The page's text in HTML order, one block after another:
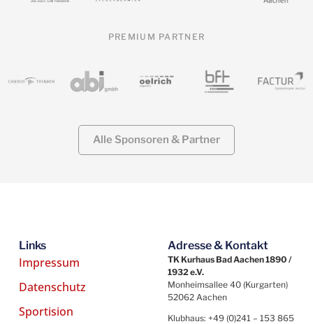
PREMIUM PARTNER
Alle Sponsoren & Partner
Links
Impressum
Datenschutz
Sportision
Adresse & Kontakt
TK Kurhaus Bad Aachen 1890 /
1932 e.V.
Monheimsallee 40 (Kurgarten)
52062 Aachen
Klubhaus: +49 (0)241 – 153 865